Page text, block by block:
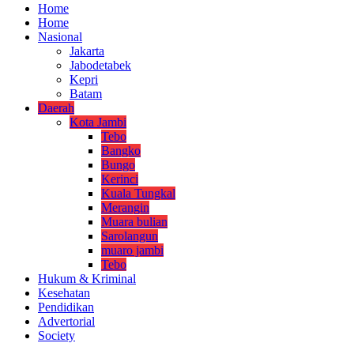
Home
Home
Nasional
Jakarta
Jabodetabek
Kepri
Batam
Daerah
Kota Jambi
Tebo
Bangko
Bungo
Kerinci
Kuala Tungkal
Merangin
Muara bulian
Sarolangun
muaro jambi
Tebo
Hukum & Kriminal
Kesehatan
Pendidikan
Advertorial
Society